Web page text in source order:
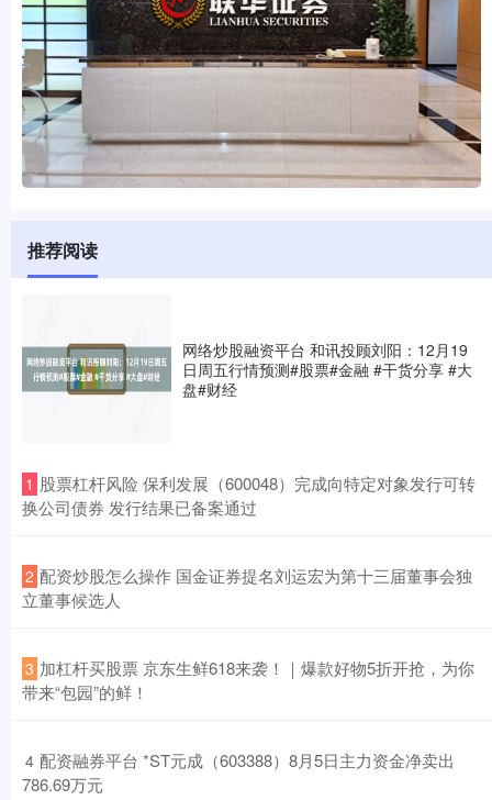
推荐阅读
网络炒股融资平台 和讯投顾刘阳：12月19
日周五行情预测#股票#金融 #干货分享 #大
盘#财经
1 ​股票杠杆风险 保利发展（600048）完成向特定对象发行可转
换公司债券 发行结果已备案通过
2 ​配资炒股怎么操作 国金证券提名刘运宏为第十三届董事会独
立董事候选人
3 ​加杠杆买股票 京东生鲜618来袭！｜爆款好物5折开抢，为你
带来“包园”的鲜！
4 ​配资融券平台 *ST元成（603388）8月5日主力资金净卖出
786.69万元